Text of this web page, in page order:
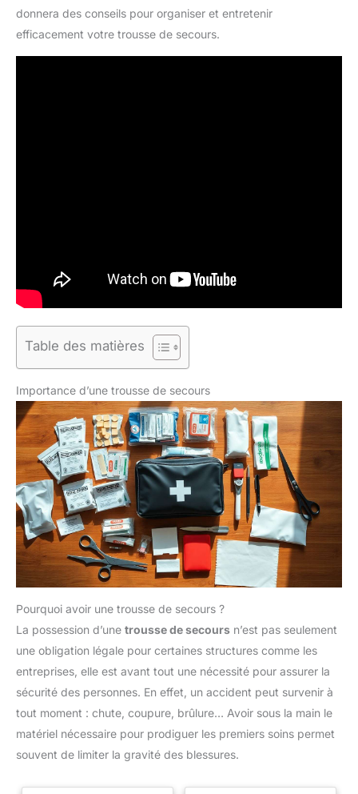
donnera des conseils pour organiser et entretenir
efficacement votre trousse de secours.
Table des matières
Importance d’une trousse de secours
Pourquoi avoir une trousse de secours ?
La possession d’une trousse de secours n’est pas seulement
une obligation légale pour certaines structures comme les
entreprises, elle est avant tout une nécessité pour assurer la
sécurité des personnes. En effet, un accident peut survenir à
tout moment : chute, coupure, brûlure… Avoir sous la main le
matériel nécessaire pour prodiguer les premiers soins permet
souvent de limiter la gravité des blessures.